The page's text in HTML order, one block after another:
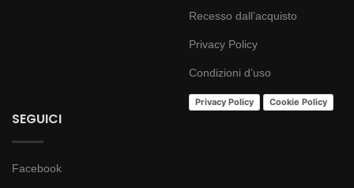
Recesso dall’acquisto
Privacy Policy
Condizioni d’uso
Privacy Policy Cookie Policy
SEGUICI
Facebook